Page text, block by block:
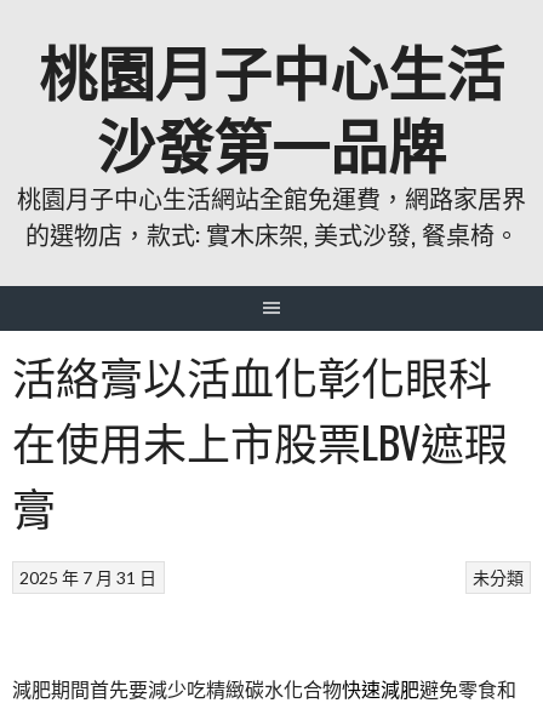
桃園月子中心生活
沙發第一品牌
桃園月子中心生活網站全館免運費，網路家居界
的選物店，款式: 實木床架, 美式沙發, 餐桌椅。
活絡膏以活血化彰化眼科
在使用未上市股票LBV遮瑕
膏
未分類
2025 年 7 月 31 日
減肥期間首先要減少吃精緻碳水化合物快速減肥避免零食和